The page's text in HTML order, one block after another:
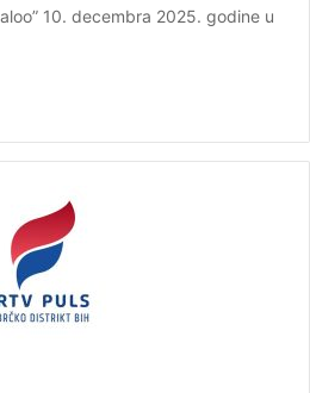
10. decembra 2025. godine u